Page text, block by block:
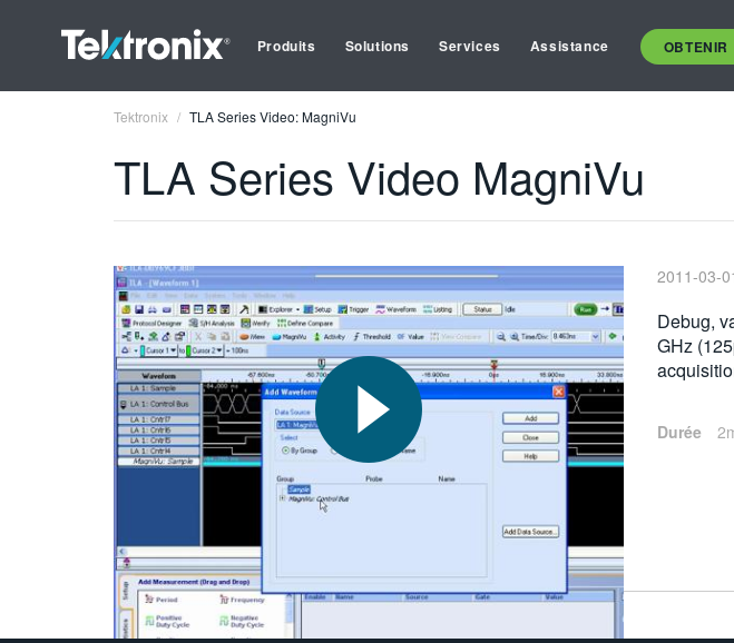
Produits Solutions Services Assistance
Tektronix TLA Series Video: MagniVu
TLA Series Video MagniVu
2011-03-
Debug,
GHz
Durée